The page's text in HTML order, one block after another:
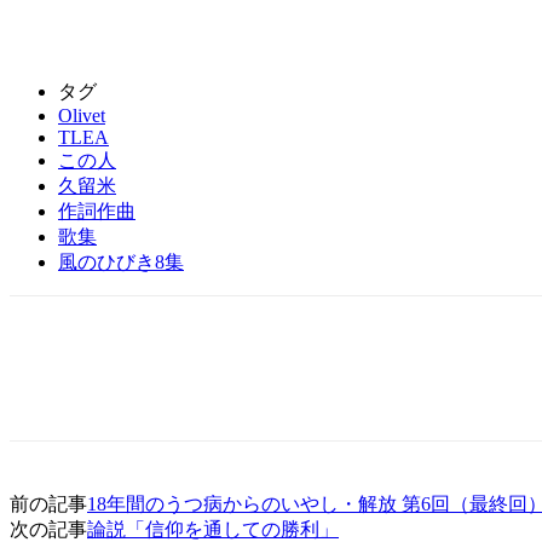
タグ
Olivet
TLEA
この人
久留米
作詞作曲
歌集
風のひびき8集
前の記事18年間のうつ病からのいやし・解放 第6回（最終回）
次の記事論説「信仰を通しての勝利」